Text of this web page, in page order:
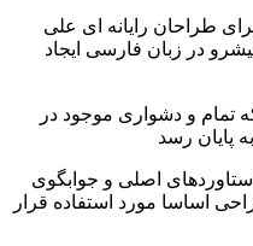
طراحان رایانه ای علی
در زبان فارسی ایجاد
تمام و دشواری موجود در
پایان رسد
اصلی و جوابگوی
اساسا مورد استفاده قرار